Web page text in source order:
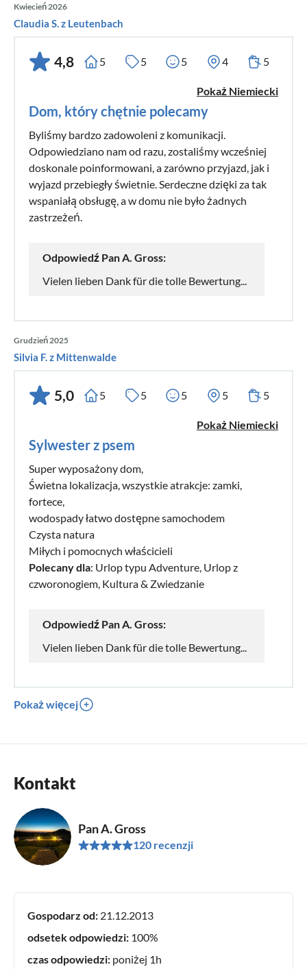
Kwiecień 2026
Claudia S. z Leutenbach
4,8 5 5 5 4 5
Pokaż Niemiecki
Dom, który chętnie polecamy
Byliśmy bardzo zadowoleni z komunikacji.
Odpowiedziano nam od razu, zostaliśmy wcześniej
doskonale poinformowani, a zarówno przyjazd, jak i
wyjazd przebiegły świetnie. Serdeczne dzięki za tak
wspaniałą obsługę, a w domu nie było żadnych
zastrzeżeń.
Odpowiedź Pan A. Gross:
Vielen lieben Dank für die tolle Bewertung...
Grudzień 2025
Silvia F. z Mittenwalde
5,0 5 5 5 5 5
Pokaż Niemiecki
Sylwester z psem
Super wyposażony dom,
Świetna lokalizacja, wszystkie atrakcje: zamki,
fortece,
wodospady łatwo dostępne samochodem
Czysta natura
Miłych i pomocnych właścicieli
Polecany dla: Urlop typu Adventure, Urlop z
czworonogiem, Kultura & Zwiedzanie
Odpowiedź Pan A. Gross:
Vielen lieben Dank für die tolle Bewertung...
Pokaż więcej
Kontakt
Pan A. Gross
120 recenzji
Gospodarz od: 21.12.2013
odsetek odpowiedzi: 100%
czas odpowiedzi: poniżej 1h